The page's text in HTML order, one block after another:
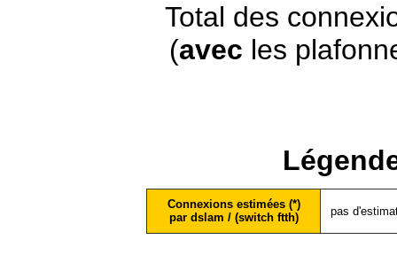
Total des
(avec les
Connexions estimées (*)
par dslam / (switch ftth)
pas